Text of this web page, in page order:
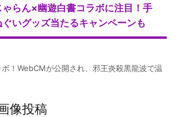
ゃらん×幽遊白書コラボに注目！手
ぐいグッズ当たるキャンペーンも
！WebCMが公開され、邪王炎殺黒龍波で温
像投稿